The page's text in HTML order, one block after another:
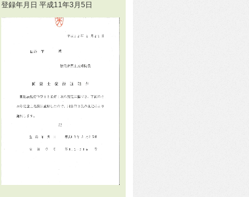
登録年月日 平成11年3月5日